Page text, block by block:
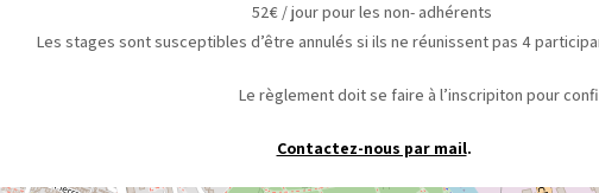
52€ / jour pour les non- adhérents
Les stages sont susceptibles d’être annulés si ils ne réunissent pas 4
règlement doit se faire à l’inscripiton pour confirmer
Contactez-nous par mail.